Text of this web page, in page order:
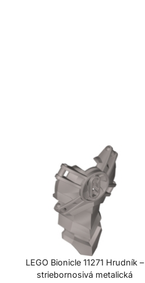
LEGO Bionicle 11271 Hrudník –
striebornosivá metalická